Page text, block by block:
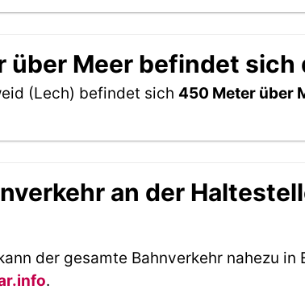
über Meer befindet
(Lech) befindet sich 450 Meter über
an der
der gesamte Bahnverkehr nahezu
.